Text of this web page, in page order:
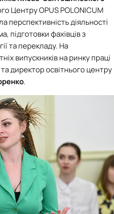
Центру OPUS POLONICUM
перспективність діяльності
підготовки фахівців з
та перекладу. На
випускників на ринку праці
директоросвітнього центру
.